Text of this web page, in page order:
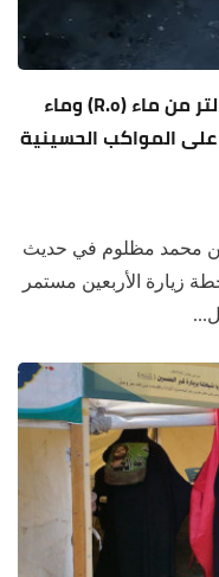
حتى (19) صفر.. أكثر من (12) مليون لتر من ماء (R.o) وماء
على المواكب الحسينية
محمد مظلوم في حديث
زيارة الأربعين مستمر